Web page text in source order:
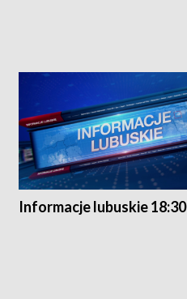
Informacje lubuskie 18:30